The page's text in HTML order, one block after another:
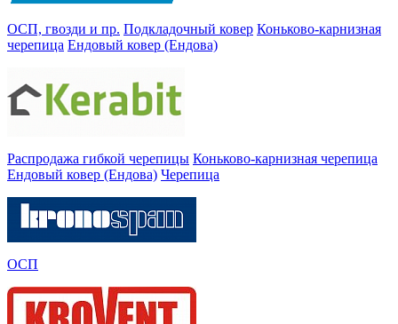
ОСП, гвозди и пр. Подкладочный ковер Коньково-карнизная
черепица Ендовый ковер (Ендова)
Распродажа гибкой черепицы Коньково-карнизная черепица
Ендовый ковер (Ендова) Черепица
ОСП